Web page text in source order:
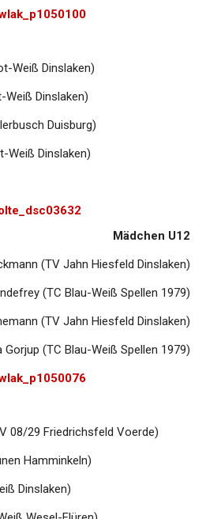
Weiß Dinslaken)
Weiß Dinslaken)
Duisburg)
Weiß Dinslaken)
Mädchen U12
(TV Jahn Hiesfeld Dinslaken)
(TC Blau-Weiß Spellen 1979)
(TV Jahn Hiesfeld Dinslaken)
Gorjup (TC Blau-Weiß Spellen 1979)
08/29 Friedrichsfeld Voerde)
Hamminkeln)
Dinslaken)